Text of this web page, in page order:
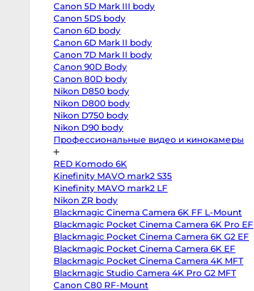
X-
X-
T30
II
Nikon
Z8
body
Nikon
Z
fc
body
Nikon
Z7
Canon 5D Mark III body
Canon 5DS body
Canon 6D body
Canon 6D Mark II body
Canon 7D Mark II body
Canon 90D Body
Canon 80D body
Nikon D850 body
Nikon D800 body
Nikon D750 body
Nikon D90 body
Профессиональные видео и кинокамеры
RED Komodo 6K
Kinefinity MAVO mark2 S35
Kinefinity MAVO mark2 LF
Nikon ZR body
Blackmagic Cinema Camera 6K FF L-Mount
Blackmagic Pocket Cinema Camera 6K Pro EF
Blackmagic Pocket Cinema Camera 6K G2 EF
Blackmagic Pocket Cinema Camera 6K EF
Blackmagic Pocket Cinema Camera 4K MFT
Blackmagic Studio Camera 4K Pro G2 MFT
Canon C80 RF-Mount